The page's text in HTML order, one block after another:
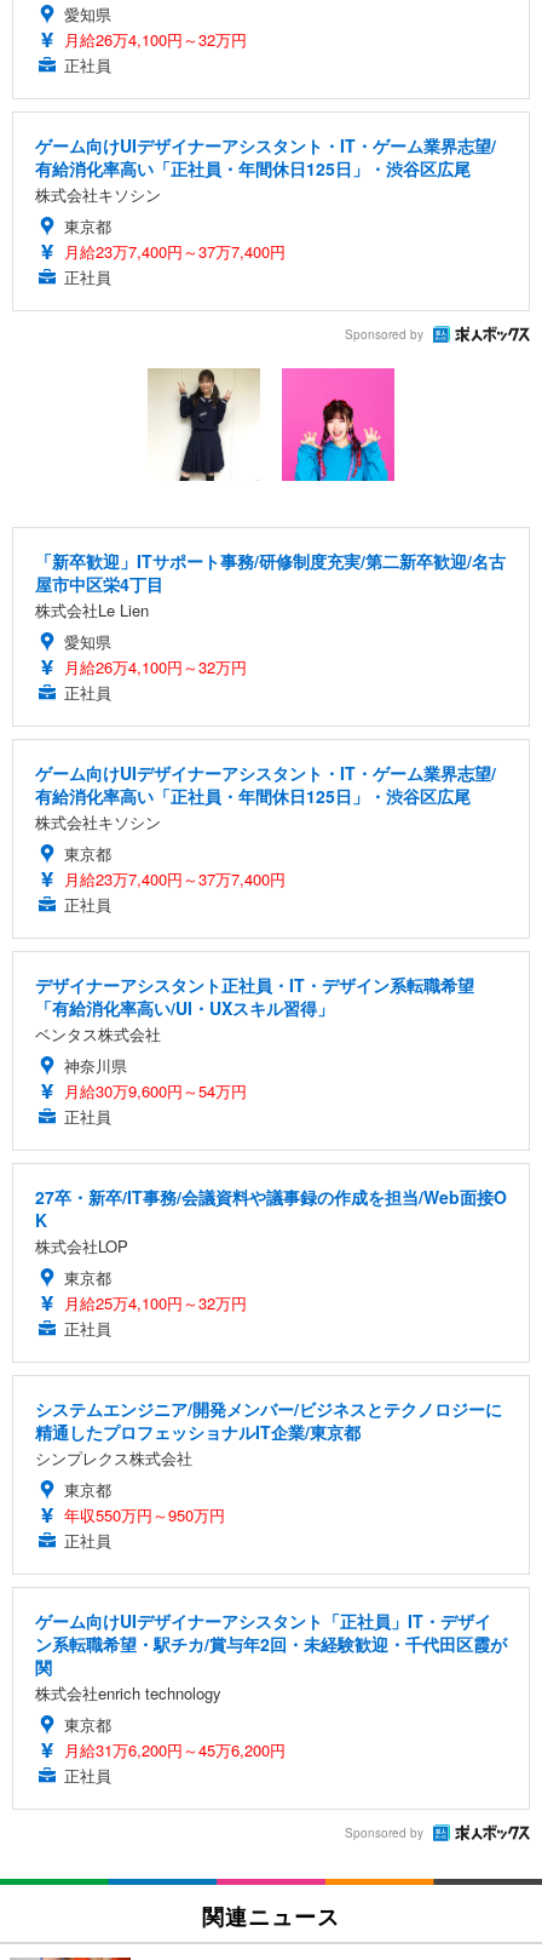
愛知県
月給26万4,100円～32万円
正社員
ゲーム向けUIデザイナーアシスタント・IT・ゲーム業界志望/
有給消化率高い「正社員・年間休日125日」・渋谷区広尾
株式会社キソシン
東京都
月給23万7,400円～37万7,400円
正社員
Sponsored by
「新卒歓迎」ITサポート事務/研修制度充実/第二新卒歓迎/名古
屋市中区栄4丁目
株式会社Le Lien
愛知県
月給26万4,100円～32万円
正社員
ゲーム向けUIデザイナーアシスタント・IT・ゲーム業界志望/
有給消化率高い「正社員・年間休日125日」・渋谷区広尾
株式会社キソシン
東京都
月給23万7,400円～37万7,400円
正社員
デザイナーアシスタント正社員・IT・デザイン系転職希望
「有給消化率高い/UI・UXスキル習得」
ベンタス株式会社
神奈川県
月給30万9,600円～54万円
正社員
27卒・新卒/IT事務/会議資料や議事録の作成を担当/Web面接O
K
株式会社LOP
東京都
月給25万4,100円～32万円
正社員
システムエンジニア/開発メンバー/ビジネスとテクノロジーに
精通したプロフェッショナルIT企業/東京都
シンプレクス株式会社
東京都
年収550万円～950万円
正社員
ゲーム向けUIデザイナーアシスタント「正社員」IT・デザイ
ン系転職希望・駅チカ/賞与年2回・未経験歓迎・千代田区霞が
関
株式会社enrich technology
東京都
月給31万6,200円～45万6,200円
正社員
Sponsored by
関連ニュース